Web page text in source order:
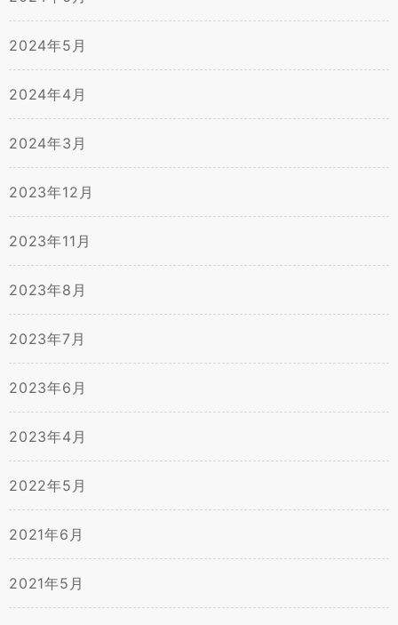
2024年5月
2024年4月
2024年3月
2023年12月
2023年11月
2023年8月
2023年7月
2023年6月
2023年4月
2022年5月
2021年6月
2021年5月